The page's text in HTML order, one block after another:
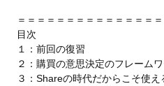
＝＝＝＝＝＝＝＝＝＝＝＝＝＝＝
目次
１：前回の復習
２：購買の意思決定のフレーム
３：Shareの時代だからこそ使